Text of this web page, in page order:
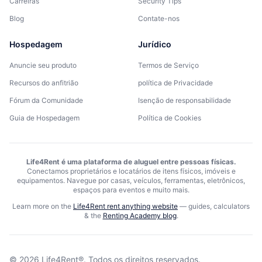
Blog
Contate-nos
Hospedagem
Anuncie seu produto
Recursos do anfitrião
Fórum da Comunidade
Guia de Hospedagem
Jurídico
Termos de Serviço
política de Privacidade
Isenção de responsabilidade
Política de Cookies
Life4Rent é uma plataforma de aluguel entre pessoas físicas.
Conectamos proprietários e locatários de itens físicos, imóveis e
equipamentos. Navegue por casas, veículos, ferramentas, eletrônicos,
espaços para eventos e muito mais.
Learn more on the Life4Rent rent anything website — guides, calculators
& the Renting Academy blog.
© 2026 Life4Rent®. Todos os direitos reservados.